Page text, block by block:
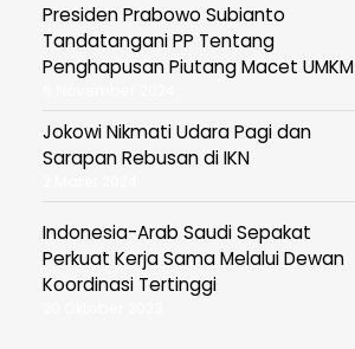
Presiden Prabowo Subianto
Tandatangani PP Tentang
Penghapusan Piutang Macet UMKM
Jokowi Nikmati Udara Pagi dan
Sarapan Rebusan di IKN
Indonesia-Arab Saudi Sepakat
Perkuat Kerja Sama Melalui Dewan
Koordinasi Tertinggi